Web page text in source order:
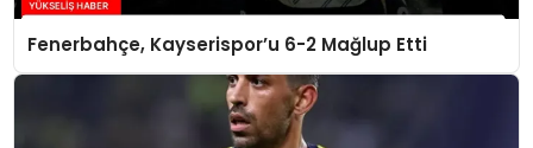
Fenerbahçe, Kayserispor’u 6-2 Mağlup Etti